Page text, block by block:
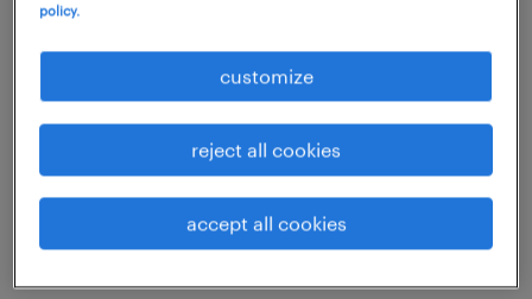
job details
長期（3ヶ月以上）
policy.
customize
reject all cookies
accept all cookies